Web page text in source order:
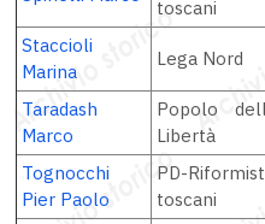
toscani
Staccioli
Marina
Lega Nord
Taradash
Marco
Popolo
Libertà
Tognocchi
Pier Paolo
PD-
toscani